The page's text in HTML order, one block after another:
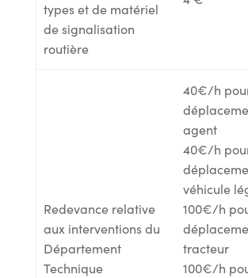
types et de matériel
de signalisation
routière
Redevance relative
aux interventions du
Département
Technique
40€/h
agent
40€/h
véhicule
100€/h
tracteur
100€/h